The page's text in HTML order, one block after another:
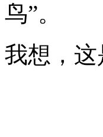
鸟”。
我想，